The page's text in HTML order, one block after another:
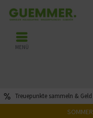
Treuepunkte sammeln &
MENÜ